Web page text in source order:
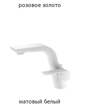
розовое золото
матовый белый